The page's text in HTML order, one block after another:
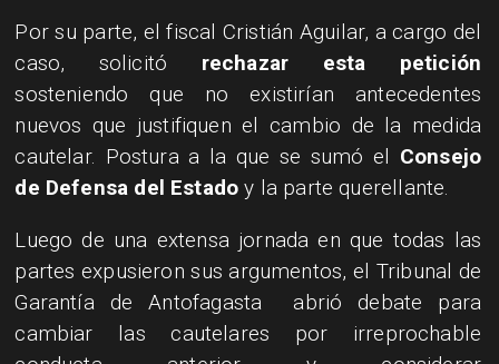
Por su parte, el fiscal Cristián Aguilar, a cargo del
caso, solicitó rechazar esta petición
sosteniendo que no existirían antecedentes
nuevos que justifiquen el cambio de la medida
cautelar. Postura a la que se sumó el Consejo
de Defensa del Estadoy la parte querellante.
Luego de una extensa jornada en que todas las
partes expusieron sus argumentos, el Tribunal de
Garantía de Antofagasta abrió debate para
cambiar las cautelares por irreprochable